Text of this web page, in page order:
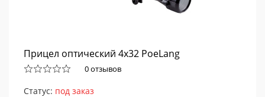
Прицел оптический 4х32 PoeLang
0 отзывов
Статус: под заказ